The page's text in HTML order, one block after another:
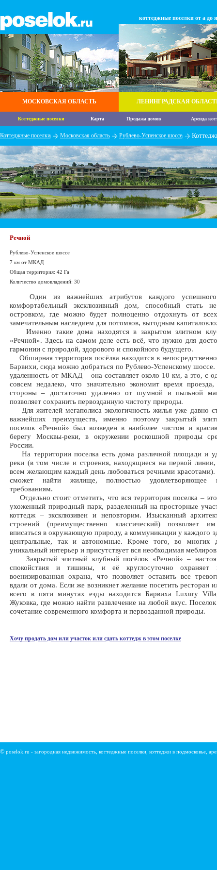
МОСКОВСКАЯ ОБЛАСТЬ
коттеджные поселки от а до я
ЛЕНИНГРАДСКАЯ
Коттеджные поселки Карта Продажа домов Аренда
Коттеджные поселки Московская область Рублево-Успенское шоссе
Речной
Рублево-Успенское шоссе
7 км от МКАД
Общая территория: 42 Га
Количество домовладений: 30
Один из важнейших атрибутов каждого успешного
комфортабельный эксклюзивный дом, способный стать
островком, где можно будет полноценно отдохнуть от
замечательным наследием для потомков, выгодным
Именно такие дома находятся в закрытом элитном
«Речной». Здесь на самом деле есть всё, что нужно для
гармонии с природой, здорового и спокойного будущего.
Обширная территория посёлка находится в
Барвихи, сюда можно добраться по Рублево-Успенскому
удаленность от МКАД – она составляет около 10 км, а это, с
совсем недалеко, что значительно экономит время
стороны – достаточно удаленно от шумной и пыльной
позволяет сохранить первозданную чистоту природы.
Для жителей мегаполиса экологичность жилья уже давно
важнейших преимуществ, именно поэтому закрытый
поселок «Речной» был возведен в наиболее чистом и
берегу Москвы-реки, в окружении роскошной природы
России.
На территории поселка есть дома различной площади и
реки (в том числе и строения, находящиеся на первой линии,
всем желающим каждый день любоваться речными красотами).
сможет найти жилище, полностью удовлетворяющее
требованиям.
Отдельно стоит отметить, что вся территория поселка –
ухоженный природный парк, разделенный на просторные
коттедж – эксклюзивен и неповторим. Изысканный
строений (преимущественно классический) позволяет
вписаться в окружающую природу, а коммуникации у каждого
центральные, так и автономные. Кроме того, во многих
уникальный интерьер и присутствует вся необходимая
Закрытый элитный клубный посёлок «Речной» –
спокойствия и тишины, и её круглосуточно охраняет
военизированная охрана, что позволяет оставить все
вдали от дома. Если же возникнет желание посетить ресторан
всего в пяти минутах езды находится Барвиха Luxury
Жуковка, где можно найти развлечение на любой вкус.
сочетание современного комфорта и первозданной природы.
Хочу продать дом или участок или сдать коттедж в этом поселке
© poselok.ru - загородная недвижимость, коттеджные поселки, коттеджи в подмосковье,